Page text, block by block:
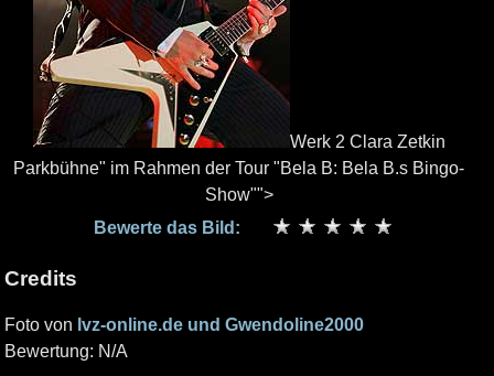
Werk 2 Clara Zetkin
Parkbühne" im Rahmen der Tour "Bela B: Bela B.s Bingo-
Show"">
Bewerte das Bild:
Credits
Foto von lvz-online.de und Gwendoline2000
Bewertung: N/A